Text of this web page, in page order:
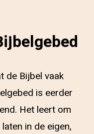
de Bijbel vaak
is eerder
Het leert om
in de eigen,